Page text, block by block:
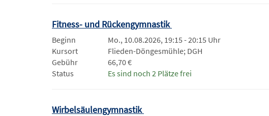
Fitness- und Rückengymnastik
Beginn
Mo., 10.08.2026, 19:15 - 20:15 Uhr
Kursort
Flieden-Döngesmühle; DGH
Gebühr
66,70 €
Status
Es sind noch 2 Plätze frei
Wirbelsäulengymnastik